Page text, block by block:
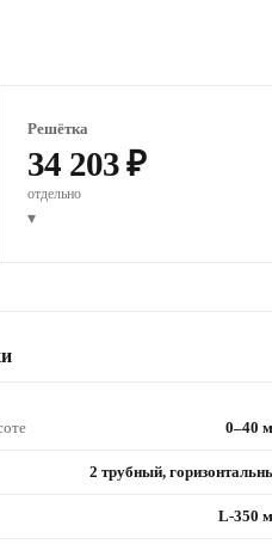
Решётка
34 203 ₽
отдельно
▾
0–40
2 трубный,
L-350